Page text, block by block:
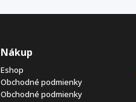
Nákup
Eshop
Obchodné podmienky
Obchodné podmienky